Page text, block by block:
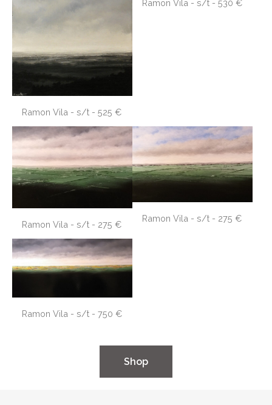
Ramon Vila - s/t - 525 €
Ramon Vila - s/t - 530 €
Ramon Vila - s/t - 275 €
Ramon Vila - s/t - 275 €
Ramon Vila - s/t - 750 €
​Shop​